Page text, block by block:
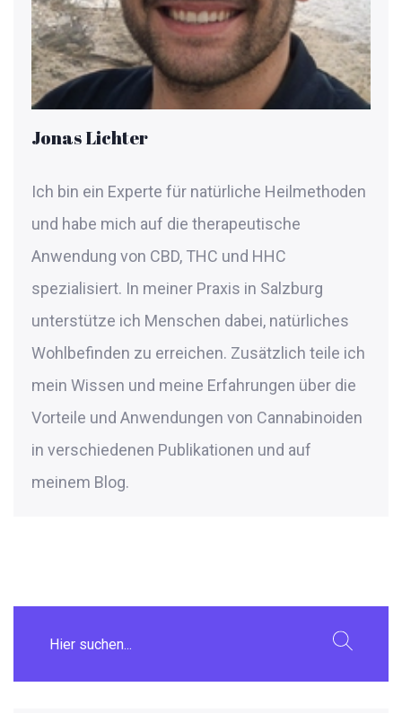
Jonas Lichter
Ich bin ein Experte für natürliche Heilmethoden
und habe mich auf die therapeutische
Anwendung von CBD, THC und HHC
spezialisiert. In meiner Praxis in Salzburg
unterstütze ich Menschen dabei, natürliches
Wohlbefinden zu erreichen. Zusätzlich teile ich
mein Wissen und meine Erfahrungen über die
Vorteile und Anwendungen von Cannabinoiden
in verschiedenen Publikationen und auf
meinem Blog.